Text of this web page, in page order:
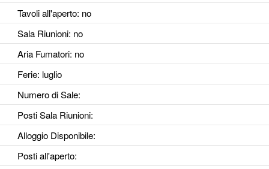
Tavoli all'aperto: no
Sala Riunioni: no
Aria Fumatori: no
Ferie: luglio
Numero di Sale:
Posti Sala Riunioni:
Alloggio Disponibile:
Posti all'aperto: